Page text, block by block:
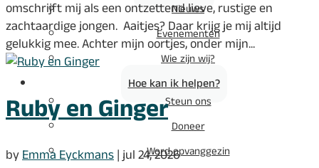
Nieuws
Evenementen
Wie zijn wij?
Hoe kan ik helpen?
Steun ons
Doneer
Word opvanggezin
omschrijft mij als een ontzettend lieve, rustige en
zachtaardige jongen. Aaitjes? Daar krijg je mij altijd
gelukkig mee. Achter mijn oortjes, onder mijn...
Ruby en Ginger
by Emma Eyckmans | jul 24, 2026